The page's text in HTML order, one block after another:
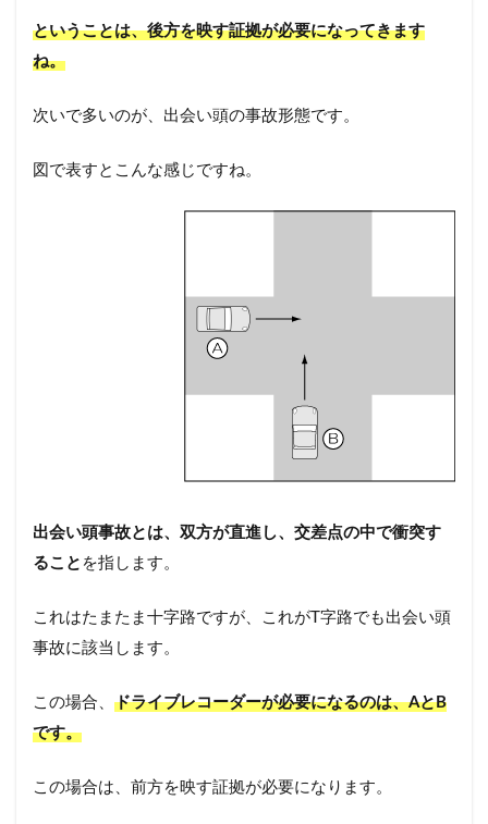
ということは、後方を映す証拠が必要になってきます
ね。
次いで多いのが、出会い頭の事故形態です。
図で表すとこんな感じですね。
出会い頭事故とは、双方が直進し、交差点の中で衝突す
ること を指します。
これはたまたま十字路ですが、これがT字路でも出会い頭
事故に該当します。
この場合、 ドライブレコーダーが必要になるのは、AとB
です。
この場合は、前方を映す証拠が必要になります。